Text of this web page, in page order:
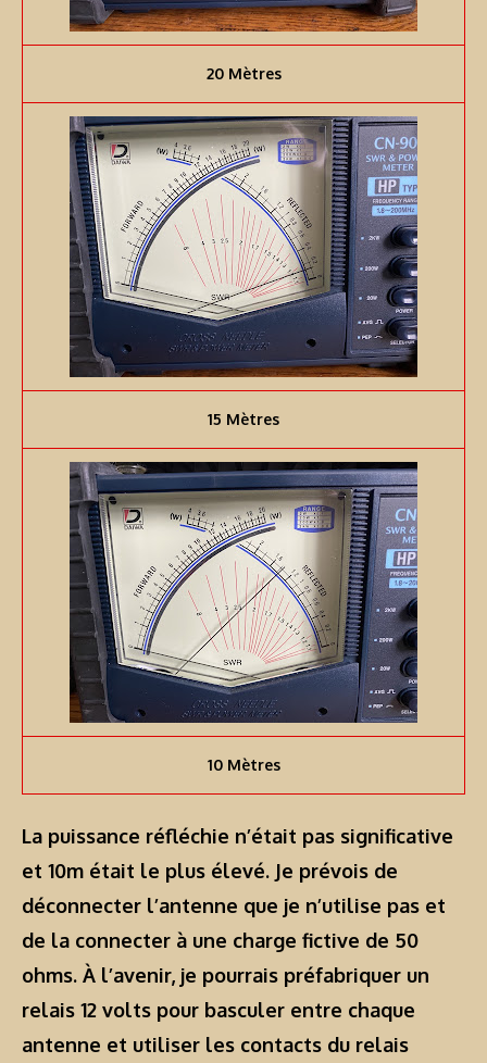
20 Mètres
15 Mètres
10 Mètres
La puissance réfléchie n’était pas significative
et 10m était le plus élevé. Je prévois de
déconnecter l’antenne que je n’utilise pas et
de la connecter à une charge fictive de 50
ohms. À l’avenir, je pourrais préfabriquer un
relais 12 volts pour basculer entre chaque
antenne et utiliser les contacts du relais